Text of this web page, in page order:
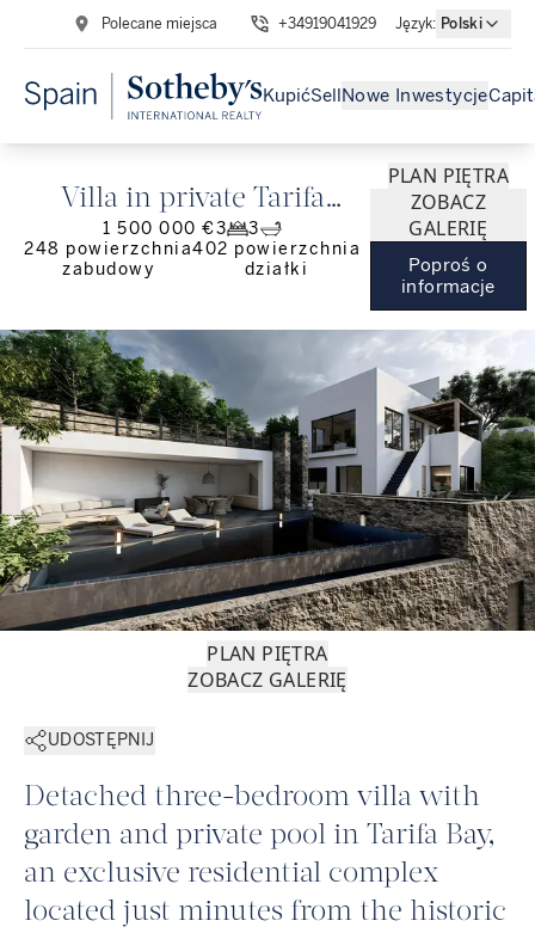
Polecane miejsca +34919041929 Język: Polski
KupićSell Nowe Inwestycje
Villa in private Tarifa
development
1 500 000 €3
3
248 powierzchnia
zabudowy
402 powierzchnia
działki
PLAN PIĘTRA
ZOBACZ
GALERIĘ
Poproś o
informacje
PLAN PIĘTRA
ZOBACZ GALERIĘ
UDOSTĘPNIJ
Detached three-bedroom villa with
garden and private pool in Tarifa Bay,
an exclusive residential complex
located just minutes from the historic